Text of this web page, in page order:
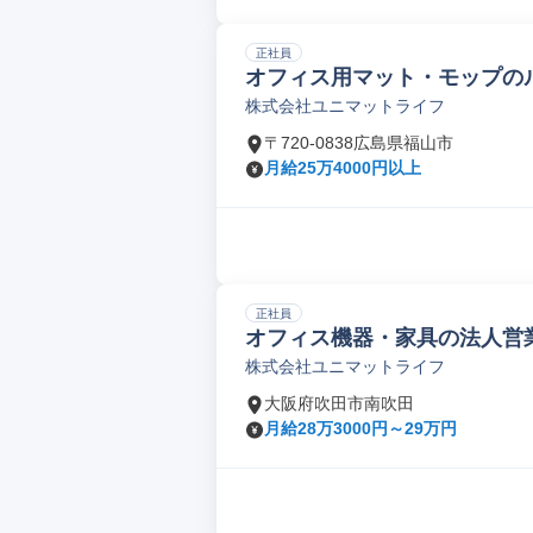
正社員
オフィス用マット・モップの
株式会社ユニマットライフ
〒720-0838広島県福山市
月給25万4000円以上
正社員
オフィス機器・家具の法人営
株式会社ユニマットライフ
大阪府吹田市南吹田
月給28万3000円～29万円